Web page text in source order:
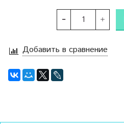
Добавить в сравнение